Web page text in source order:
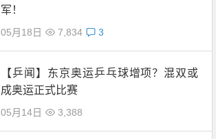
军！
05月18日 7,834 3
【乒闻】东京奥运乒乓球增项？混双或
成奥运正式比赛
05月14日 3,388